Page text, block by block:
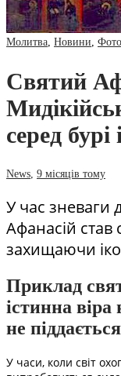
Молитва Новини Фото
Святий
серед бурі
News 9 місяців тому
У час зневаги
Афанасій став
захищаючи
Приклад
істинна віра
не
У часи, коли світ